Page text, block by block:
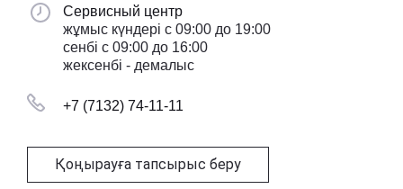
Сервисный центр
жұмыс күндері с 09:00 до 19:00
сенбі с 09:00 до 16:00
жексенбі - демалыс
+7 (7132) 74-11-11
Қоңырауға тапсырыс беру